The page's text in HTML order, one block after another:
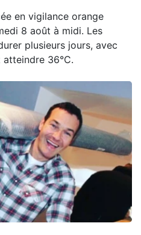
en vigilance orange
8 août à midi. Les
plusieurs jours, avec
36°C.